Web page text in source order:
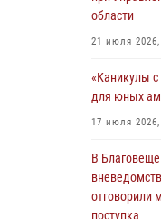
27 июля 2026,
23 июля
23 июля
области
21 июля 2026,
«Каникулы
для юных
17 июля
В
отговорили
поступка